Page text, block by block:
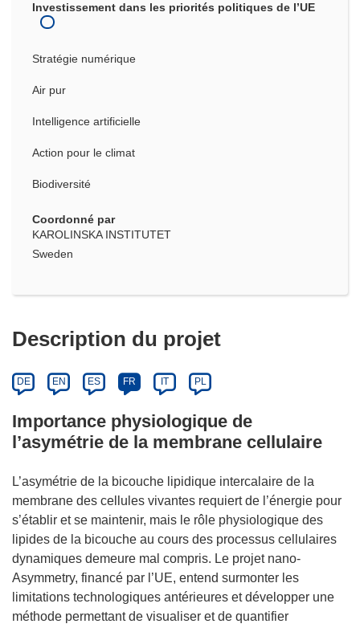
Investissement dans les priorités politiques de l’UE
Stratégie numérique
Air pur
Intelligence artificielle
Action pour le climat
Biodiversité
Coordonné par
KAROLINSKA INSTITUTET
Sweden
Description du projet
DE EN ES FR IT PL
Importance physiologique de
l’asymétrie de la membrane cellulaire
L’asymétrie de la bicouche lipidique intercalaire de la
membrane des cellules vivantes requiert de l’énergie pour
s’établir et se maintenir, mais le rôle physiologique des
lipides de la bicouche au cours des processus cellulaires
dynamiques demeure mal compris. Le projet nano-
Asymmetry, financé par l’UE, entend surmonter les
limitations technologiques antérieures et développer une
méthode permettant de visualiser et de quantifier